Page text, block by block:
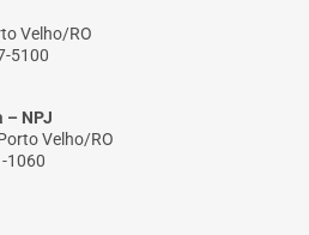
Velho/RO
5100
– NPJ
Velho/RO
1060